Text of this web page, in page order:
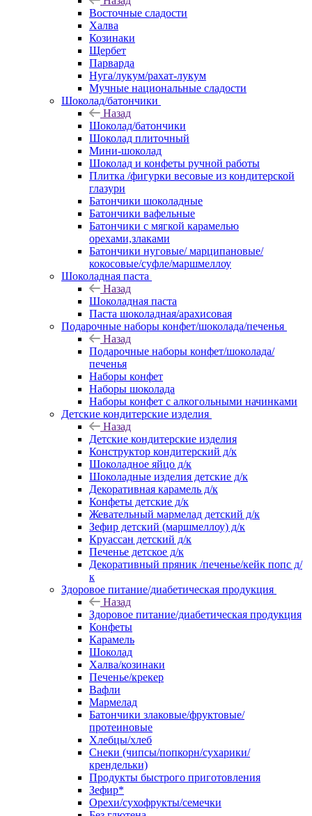
Восточные сладости
Халва
Козинаки
Щербет
Парварда
Нуга/лукум/рахат-лукум
Мучные национальные сладости
Шоколад/батончики
Назад
Шоколад/батончики
Шоколад плиточный
Мини-шоколад
Шоколад и конфеты ручной работы
Плитка /фигурки весовые из кондитерской
глазури
Батончики шоколадные
Батончики вафельные
Батончики с мягкой карамелью
орехами,злаками
Батончики нуговые/ марципановые/
кокосовые/суфле/маршмеллоу
Шоколадная паста
Назад
Шоколадная паста
Паста шоколадная/арахисовая
Подарочные наборы конфет/шоколада/печенья
Назад
Подарочные наборы конфет/шоколада/
печенья
Наборы конфет
Наборы шоколада
Наборы конфет с алкогольными начинками
Детские кондитерские изделия
Назад
Детские кондитерские изделия
Конструктор кондитерский д/к
Шоколадное яйцо д/к
Шоколадные изделия детские д/к
Декоративная карамель д/к
Конфеты детские д/к
Жевательный мармелад детский д/к
Зефир детский (маршмеллоу) д/к
Круассан детский д/к
Печенье детское д/к
Декоративный пряник /печенье/кейк попс д/
к
Здоровое питание/диабетическая продукция
Назад
Здоровое питание/диабетическая продукция
Конфеты
Карамель
Шоколад
Халва/козинаки
Печенье/крекер
Вафли
Мармелад
Батончики злаковые/фруктовые/
протеиновые
Хлебцы/хлеб
Снеки (чипсы/попкорн/сухарики/
крендельки)
Продукты быстрого приготовления
Зефир*
Орехи/сухофрукты/семечки